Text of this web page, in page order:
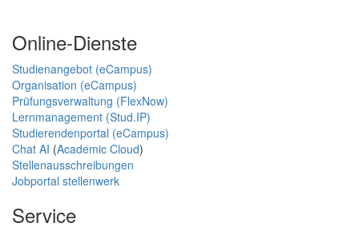
Online-Dienste
Studienangebot (eCampus)
Organisation (eCampus)
Prüfungsverwaltung (FlexNow)
Lernmanagement (Stud.IP)
Studierendenportal (eCampus)
Chat AI (Academic Cloud)
Stellenausschreibungen
Jobportal stellenwerk
Service